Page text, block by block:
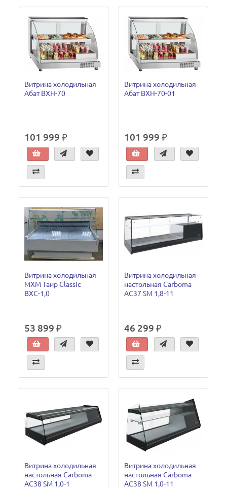
Витрина холодильная
Абат ВХН-70
101 999 ₽
Витрина холодильная
Абат ВХН-70-01
101 999 ₽
Витрина холодильная
МХМ Таир Classic
ВХС-1,0
53 899 ₽
Витрина холодильная
настольная Carboma
AC37 SM 1,8-11
46 299 ₽
Витрина холодильная
настольная Carboma
AC38 SM 1,0-1
Витрина холодильная
настольная Carboma
AC38 SM 1,0-11